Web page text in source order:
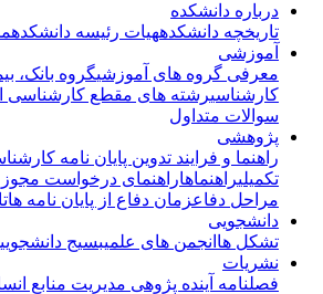
درباره دانشکده
تاریخچه دانشکدههیات رئیسه دانشکده
آموزشی
معرفی گروه های آموزشیگروه بانک،
کارشناسیرشته های مقطع کارشناسی
سوالات متداول
پژوهشی
راهنما و فرایند تدوین پایان نامه
تکمیلیراهنماهاراهنمای درخواست مجوز
مراحل دفاعزمان دفاع از پایان نامه ها
دانشجویی
تشکل ها انجمن های علمیبسیج دانشجویی
نشریات
فصلنامه آینده پژوهی مدیریت منابع